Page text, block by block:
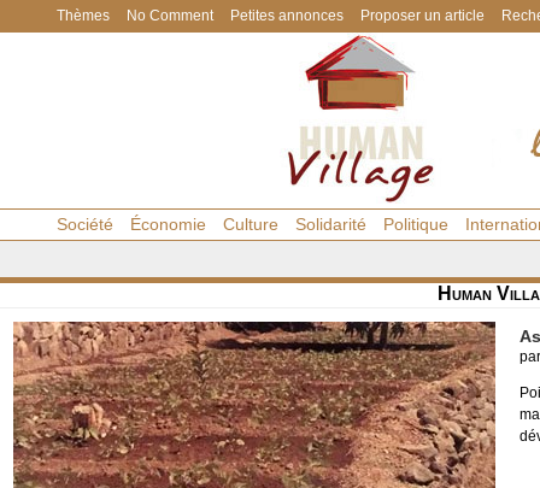
Thèmes No Comment Petites annonces Proposer un article
Société Économie Culture Solidarité Politique
Human